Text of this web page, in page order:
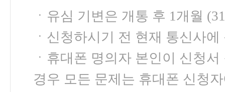
ㆍ유심 기변은 개통 후 1개월
ㆍ신청하시기 전 현재 통신사
ㆍ휴대폰 명의자 본인이 신청
경우 모든 문제는 휴대폰 신청